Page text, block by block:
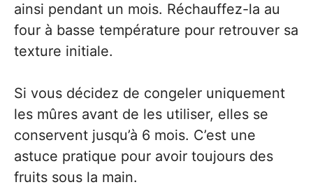
ainsi pendant un mois. Réchauffez-la au
four à basse température pour retrouver sa
texture initiale.
Si vous décidez de congeler uniquement
les mûres avant de les utiliser, elles se
conservent jusqu’à 6 mois. C’est une
astuce pratique pour avoir toujours des
fruits sous la main.